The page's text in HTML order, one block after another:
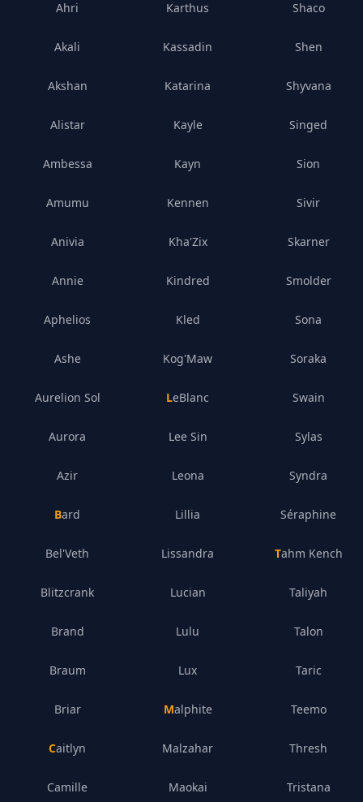
Ahri
Akali
Akshan
Alistar
Ambessa
Amumu
Anivia
Annie
Aphelios
Ashe
Aurelion Sol
Aurora
Azir
Bard
Bel'Veth
Blitzcrank
Brand
Braum
Briar
Caitlyn
Camille
Karthus
Kassadin
Katarina
Kayle
Kayn
Kennen
Kha'Zix
Kindred
Kled
Kog'Maw
LeBlanc
Lee Sin
Leona
Lillia
Lissandra
Lucian
Lulu
Lux
Malphite
Malzahar
Maokai
Shaco
Shen
Shyvana
Singed
Sion
Sivir
Skarner
Smolder
Sona
Soraka
Swain
Sylas
Syndra
Séraphine
Tahm Kench
Taliyah
Talon
Taric
Teemo
Thresh
Tristana